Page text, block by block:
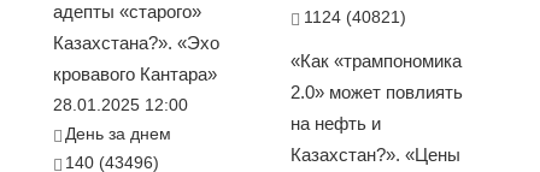
адепты «старого»
Казахстана?». «Эхо
кровавого Кантара»
28.01.2025 12:00
День за днем
140 (43496)
1124 (40821)
«Как «трампономика
2.0» может повлиять
на нефть и
Казахстан?». «Цены